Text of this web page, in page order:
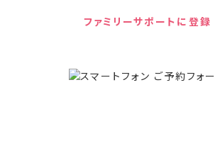
ファミリーサポートに登録